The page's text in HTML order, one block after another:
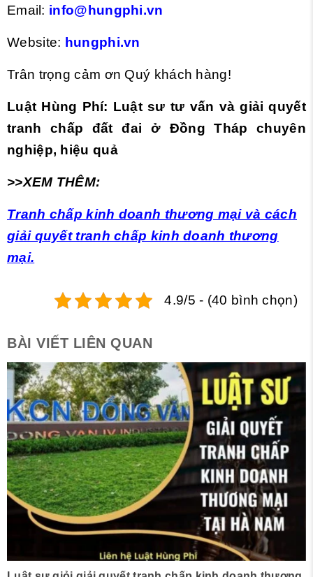
Email: info@hungphi.vn
Website: hungphi.vn
Trân trọng cảm ơn Quý khách hàng!
Luật Hùng Phí: Luật sư tư vấn và giải quyết
tranh chấp đất đai ở Đồng Tháp chuyên
nghiệp, hiệu quả
>>XEM THÊM:
Tranh chấp kinh doanh thương mại và cách
giải quyết tranh chấp kinh doanh thương
mại.
4.9/5 - (40 bình chọn)
BÀI VIẾT LIÊN QUAN